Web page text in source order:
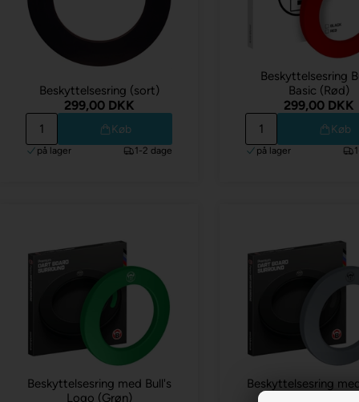
Beskyttelsesring (sort)
299,00 DKK
Køb
på lager 1-2 dage
Beskyttelsesring
Basic (Rød)
299,00 DKK
Køb
på lager
Beskyttelsesring med Bull's
Logo (Grøn)
Beskyttelsesring